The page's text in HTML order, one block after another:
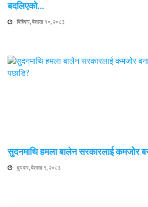
बदलिएको…
बिहिवार, बैशाख १०, २०८३
सुदनमाथि हमला बालेन सरकारलाई कमजोर
बुधवार, बैशाख ९, २०८३